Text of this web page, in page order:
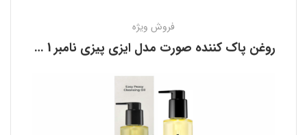
فروش ویژه
روغن پاک کننده صورت مدل ایزی پیزی نامبر 1 نامبوزین NUMBUZIN